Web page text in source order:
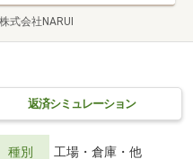
株式会社NARUI
返済シミュレーション
種別 工場・倉庫・他